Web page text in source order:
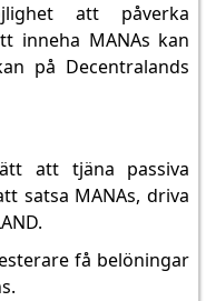
att påverka
inneha MANAs kan
på Decentralands
att tjäna passiva
satsa MANAs, driva
få belöningar